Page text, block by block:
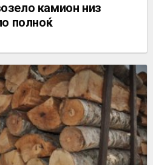
камион низ
полноќ